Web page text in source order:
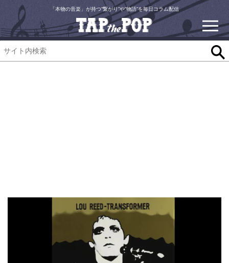
「本物の音楽」が持つ“繋がり”や“物語”を毎日コラム配信